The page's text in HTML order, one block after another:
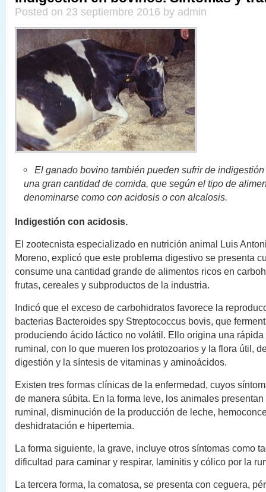
Posted on 23 septiembre 2016 by admin
El ganado bovino también pueden sufrir de
una gran cantidad de comida, que según el tipo de
denominarse como con acidosis o con alcalosis.
Indigestión con acidosis.
El zootecnista especializado en nutrición animal Luis
Moreno, explicó que este problema digestivo se presenta
consume una cantidad grande de alimentos ricos en
frutas, cereales y subproductos de la industria.
Indicó que el exceso de carbohidratos favorece la
bacterias Bacteroides spy Streptococcus bovis, que
produciendo ácido láctico no volátil. Ello origina una
ruminal, con lo que mueren los protozoarios y la flora útil,
digestión y la síntesis de vitaminas y aminoácidos.
Existen tres formas clínicas de la enfermedad, cuyos
de manera súbita. En la forma leve, los animales
ruminal, disminución de la producción de leche,
deshidratación e hipertemia.
La forma siguiente, la grave, incluye otros síntomas como
dificultad para caminar y respirar, laminitis y cólico por la
La tercera forma, la comatosa, se presenta con ceguera,